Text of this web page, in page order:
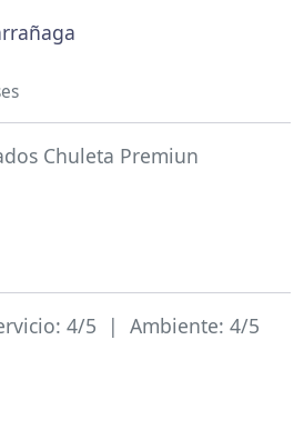
Chuleta Premiun
4/5 | Ambiente: 4/5